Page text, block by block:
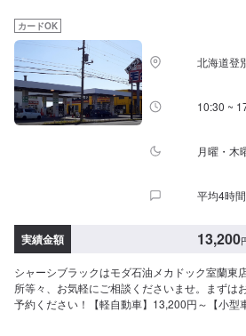
カードOK
北海道登
10:30 ~
月曜・木
平均4時
実績金額 13,200
シャーシブラックはモダ石油メカドック室蘭東
所等々、お気軽にご相談くださいませ。まずは
予約ください！【軽自動車】13,200円～【小型